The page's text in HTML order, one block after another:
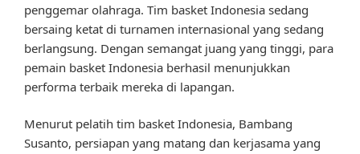
penggemar olahraga. Tim basket Indonesia sedang
bersaing ketat di turnamen internasional yang sedang
berlangsung. Dengan semangat juang yang tinggi, para
pemain basket Indonesia berhasil menunjukkan
performa terbaik mereka di lapangan.
Menurut pelatih tim basket Indonesia, Bambang
Susanto, persiapan yang matang dan kerjasama yang